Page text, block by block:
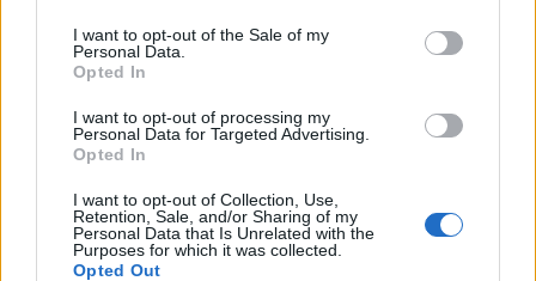
I want to opt-out of the Sale of my
Personal Data.
Opted In
I want to opt-out of processing my
Personal Data for Targeted Advertising.
Opted In
I want to opt-out of Collection, Use,
Retention, Sale, and/or Sharing of my
Personal Data that Is Unrelated with the
Purposes for which it was collected.
Opted Out